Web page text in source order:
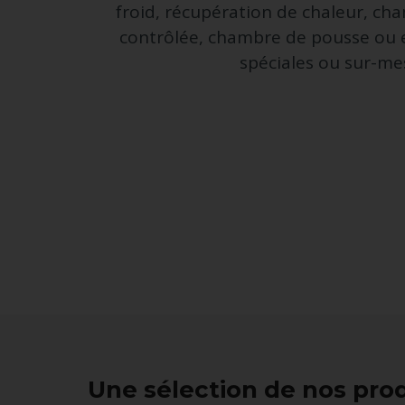
froid, récupération de chaleur,
contrôlée, chambre de pousse
spéciales ou sur-
Une sélection de nos